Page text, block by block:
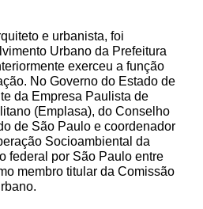
e urbanista, foi
Urbano da Prefeitura
exerceu a função
No Governo do Estado de
da Empresa Paulista de
(Emplasa), do Conselho
de São Paulo e coordenador
Socioambiental da
federal por São Paulo entre
membro titular da Comissão